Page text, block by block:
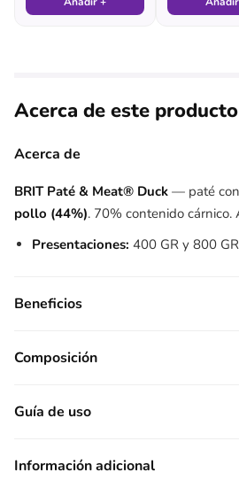
Acerca de este producto
Acerca de
BRIT Paté & Meat® Duck — paté
pollo (44%). 70% contenido cárnico.
Presentaciones: 400 GR y 800 GR
Beneficios
Composición
Guía de uso
Información adicional